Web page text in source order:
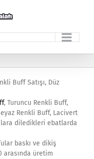
Buff Satışı, Düz
, Turuncu Renkli Buff,
Renkli Buff, Lacivert
diledikleri ebatlarda
baskı ve dikiş
arasında üretim